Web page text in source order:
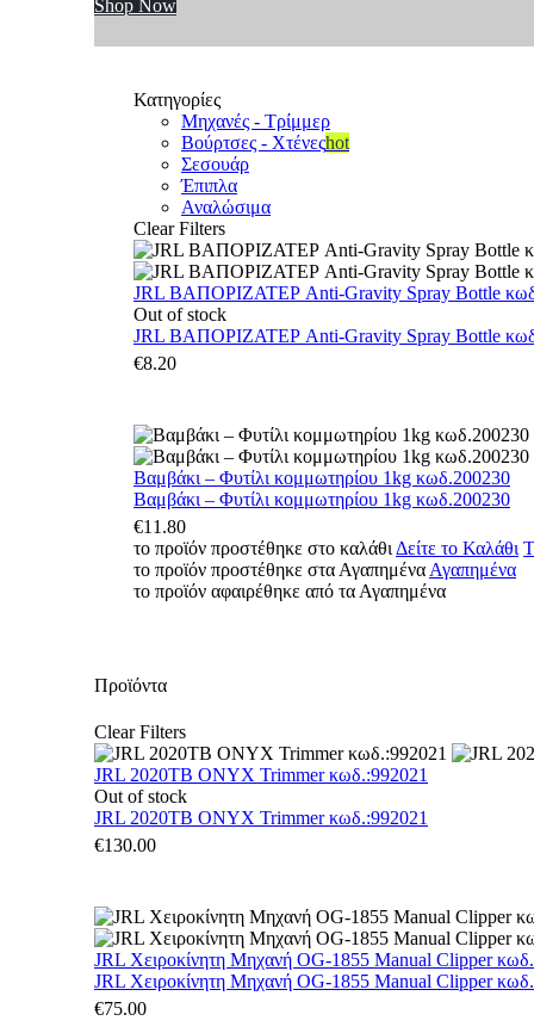
Shop Now
Κατηγορίες
Μηχανές - Τρίμμερ
Βούρτσες - Χτένεςhot
Σεσουάρ
Έπιπλα
Αναλώσιμα
Clear Filters
JRL ΒΑΠΟΡΙΖΑΤΕΡ Anti-Gravity Spray Bottle
Out of stock
JRL ΒΑΠΟΡΙΖΑΤΕΡ Anti-Gravity Spray Bottle
€8.20
Βαμβάκι – Φυτίλι κομμωτηρίου 1kg κωδ.200230
Βαμβάκι – Φυτίλι κομμωτηρίου 1kg κωδ.200230
€11.80
το προϊόν προστέθηκε στο καλάθι Δείτε το Καλάθι
το προϊόν προστέθηκε στα Αγαπημένα Αγαπημένα
το προϊόν αφαιρέθηκε από τα Αγαπημένα
Προϊόντα
Clear Filters
JRL 2020TB ONYX Trimmer κωδ.:992021
Out of stock
JRL 2020TB ONYX Trimmer κωδ.:992021
€130.00
JRL Χειροκίνητη Μηχανή OG-1855 Manual Clipper
JRL Χειροκίνητη Μηχανή OG-1855 Manual Clipper
€75.00